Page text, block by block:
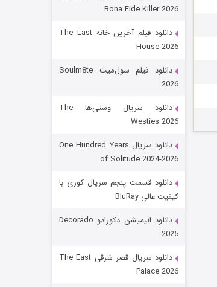
قسمت۲ (زیرنویس)
شکست استوارت در نجات جهان
قسمت۷ (زیرنویس)
Bona Fide Killer 2026
دانلود فیلم آخرین خانه The Last
House 2026
دانلود فیلم سول‌میت Soulm8te
2026
دانلود سریال وستی‌ها The
Westies 2026
دانلود سریال One Hundred Years
of Solitude 2024-2026
دانلود قسمت پنجم سریال کوری با
کیفیت عالی BluRay
دانلود انیمیشن دکورادو Decorado
2025
دانلود سریال قصر شرقی The East
Palace 2026